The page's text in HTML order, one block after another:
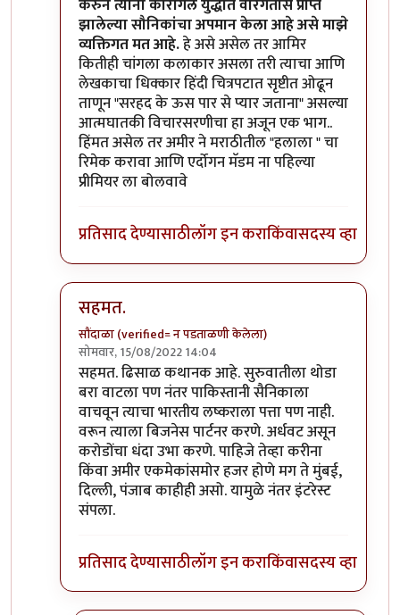
करुन त्यांनी कारगिल युद्धात वीरगतीस प्राप्त
झालेल्या सौनिकांचा अपमान केला आहे असे माझे
व्यक्तिगत मत आहे.हे असे असेल तर आमिर
कितीही चांगला कलाकार असला तरी त्याचा आणि
लेखकाचा धिक्कार हिंदी चित्रपटात सृष्टीत ओढून
ताणून "सरहद के ऊस पार से प्यार जताना" असल्या
आत्मघातकी विचारसरणीचा हा अजून एक भाग..
हिंमत असेल तर अमीर ने मराठीतील "हलाला " चा
रिमेक करावा आणि एर्दोगन मॅडम ना पहिल्या
प्रीमियर ला बोलवावे
प्रतिसाद देण्यासाठीलॉग इन कराकिंवासदस्य व्हा
सहमत.
सौंदाळा (verified= न पडताळणी केलेला)
सोमवार, 15/08/2022 14:04
In reply to@ चौकस२१२byमदनबाण
सहमत. ढिसाळ कथानक आहे. सुरुवातीला थोडा
बरा वाटला पण नंतर पाकिस्तानी सैनिकाला
वाचवून त्याचा भारतीय लष्कराला पत्ता पण नाही.
वरून त्याला बिजनेस पार्टनर करणे. अर्धवट असून
करोडोंचा धंदा उभा करणे. पाहिजे तेव्हा करीना
किंवा अमीर एकमेकांसमोर हजर होणे मग ते मुंबई,
दिल्ली, पंजाब काहीही असो. यामुळे नंतर इंटरेस्ट
संपला.
प्रतिसाद देण्यासाठीलॉग इन कराकिंवासदस्य व्हा